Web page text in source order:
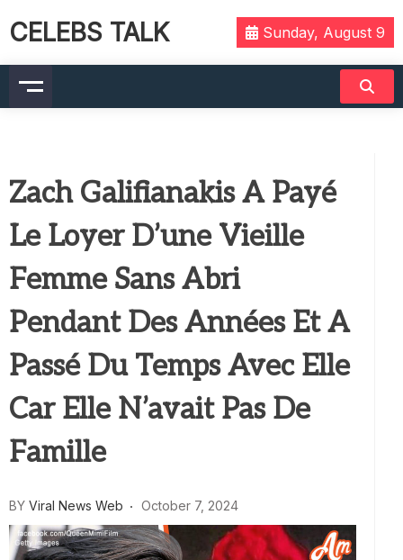
CELEBS TALK Sunday, August 9
Zach Galifianakis A Payé
Le Loyer D’une Vieille
Femme Sans Abri
Pendant Des Années Et A
Passé Du Temps Avec Elle
Car Elle N’avait Pas De
Famille
BY Viral News Web October 7, 2024